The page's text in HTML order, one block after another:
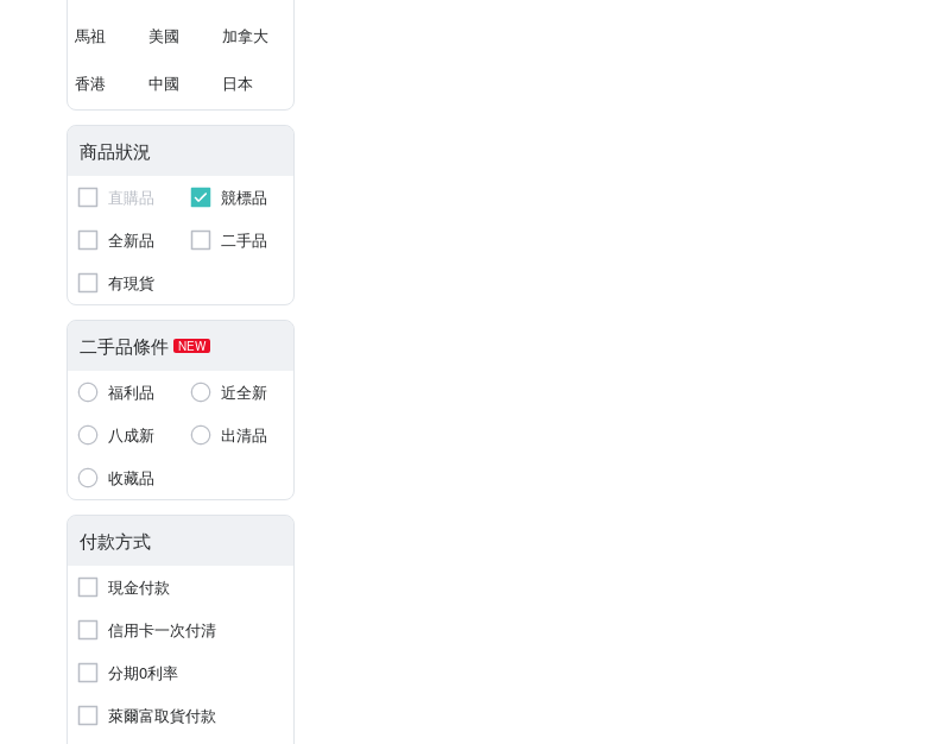
馬祖 美國 加拿大
香港 中國 日本
商品狀況
直購品
競標品
全新品
二手品
有現貨
二手品條件 NEW
福利品
近全新
八成新
出清品
收藏品
付款方式
現金付款
信用卡一次付清
分期0利率
萊爾富取貨付款